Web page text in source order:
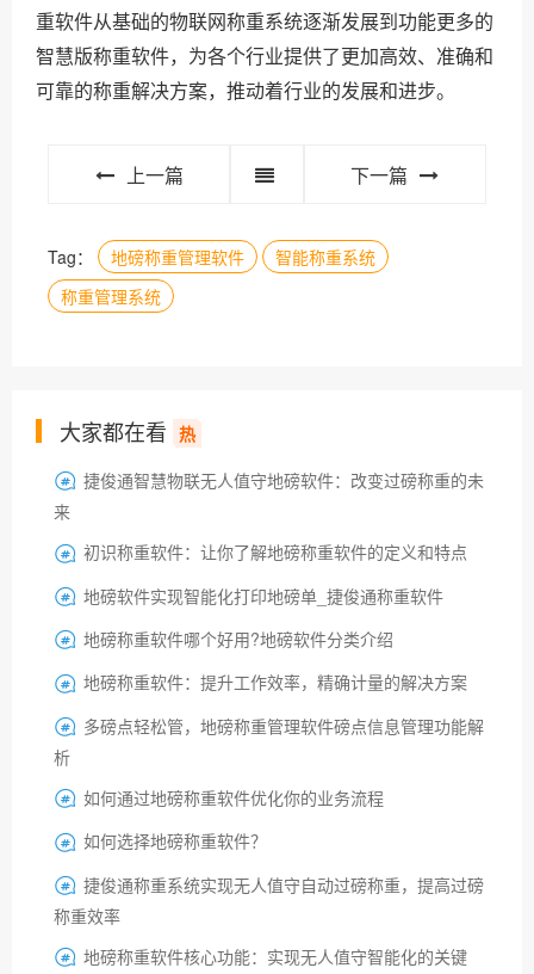
重软件从基础的物联网称重系统逐渐发展到功能更多的
智慧版称重软件，为各个行业提供了更加高效、准确和
可靠的称重解决方案，推动着行业的发展和进步。
上一篇 下一篇
Tag： 地磅称重管理软件
智能称重系统
称重管理系统
大家都在看 热
 捷俊通智慧物联无人值守地磅软件：改变过磅称重的未
来
 初识称重软件：让你了解地磅称重软件的定义和特点
 地磅软件实现智能化打印地磅单_捷俊通称重软件
 地磅称重软件哪个好用?地磅软件分类介绍
 地磅称重软件：提升工作效率，精确计量的解决方案
 多磅点轻松管，地磅称重管理软件磅点信息管理功能解
析
 如何通过地磅称重软件优化你的业务流程
 如何选择地磅称重软件？
 捷俊通称重系统实现无人值守自动过磅称重，提高过磅
称重效率
 地磅称重软件核心功能：实现无人值守智能化的关键